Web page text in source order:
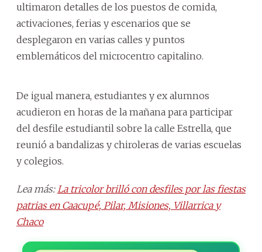
ultimaron detalles de los puestos de comida,
activaciones, ferias y escenarios que se
desplegaron en varias calles y puntos
emblemáticos del microcentro capitalino.
De igual manera, estudiantes y ex alumnos
acudieron en horas de la mañana para participar
del desfile estudiantil sobre la calle Estrella, que
reunió a bandalizas y chiroleras de varias escuelas
y colegios.
Lea más: La tricolor brilló con desfiles por las fiestas
patrias en Caacupé, Pilar, Misiones, Villarrica y
Chaco